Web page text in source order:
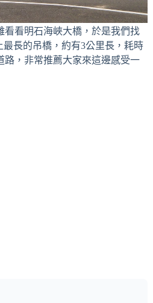
看看明石海峽大橋，於是我們找
長的吊橋，約有3公里長，耗時
路，非常推薦大家來這邊感受一